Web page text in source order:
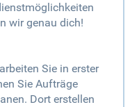
wir genau dich!
Sie in erster
Sie Aufträge
Dort erstellen